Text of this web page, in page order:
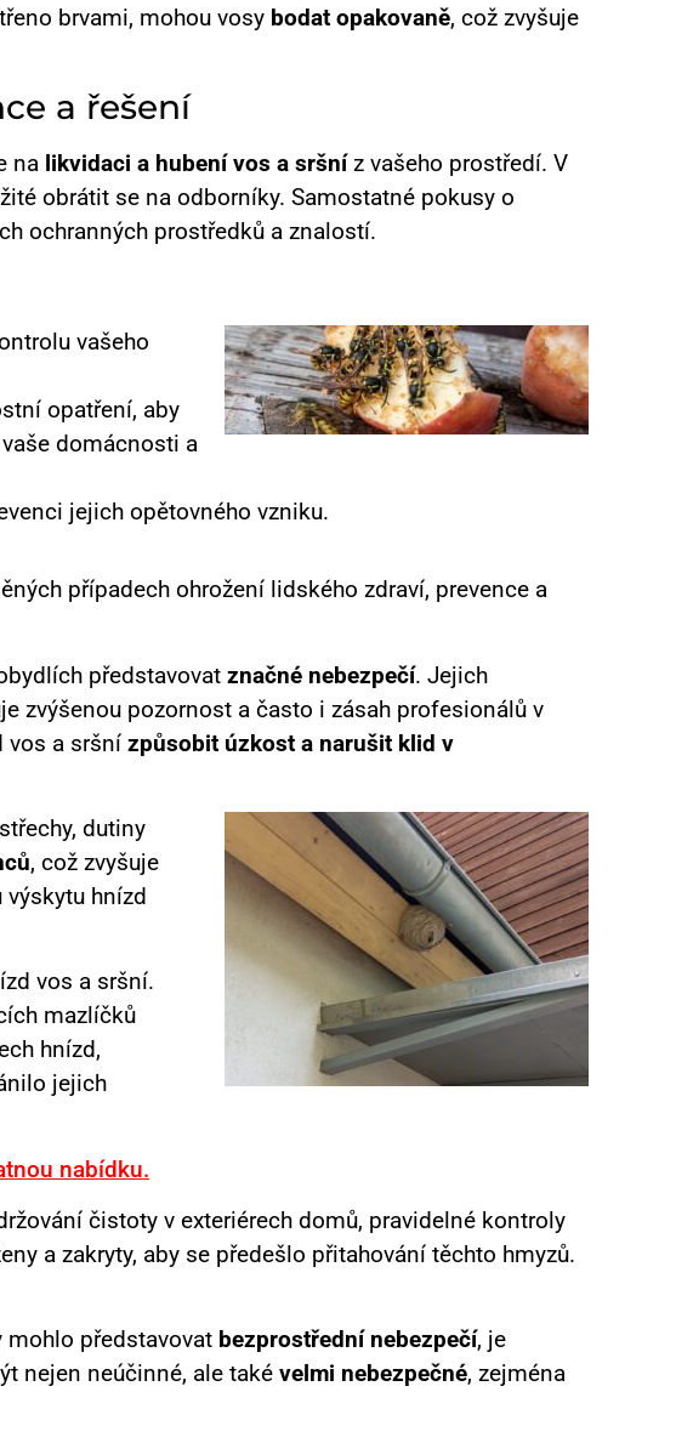
brvami, mohou vosy bodat opakovaně, což zvyšuje
a řešení
na likvidaci a hubení vos a sršníz vašeho prostředí. V
obrátit se na odborníky. Samostatné pokusy o
ochranných prostředků a znalostí.
vašeho
opatření, aby
domácnosti a
jejich opětovného vzniku.
případech ohrožení lidského zdraví, prevence a
představovat značné nebezpečí. Jejich
zvýšenou pozornost a často i zásah profesionálů v
vos a sršní způsobit úzkost a narušit klid v
dutiny
, což zvyšuje
hnízd
vos a sršní.
mazlíčků
hnízd,
jejich
nabídku.
čistoty v exteriérech domů, pravidelné kontroly
a zakryty, aby se předešlo přitahování těchto hmyzů.
mohlo představovat bezprostřední nebezpečí, je
nejen neúčinné, ale také velmi nebezpečné, zejména